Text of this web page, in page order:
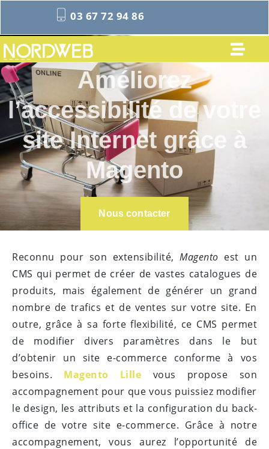
03 67 72 94 86
Magento Lille :
Améliorez
l’accessibilité de votre
site Internet grâce à
Magento
Nous contacter
Reconnu pour son extensibilité, Magento est un
CMS qui permet de créer de vastes catalogues de
produits, mais également de générer un grand
nombre de trafics et de ventes sur votre site. En
outre, grâce à sa forte flexibilité, ce CMS permet
de modifier divers paramètres dans le but
d’obtenir un site e-commerce conforme à vos
besoins. Magento Lille vous propose son
accompagnement pour que vous puissiez modifier
le design, les attributs et la configuration du back-
office de votre site e-commerce. Grâce à notre
accompagnement, vous aurez l’opportunité de